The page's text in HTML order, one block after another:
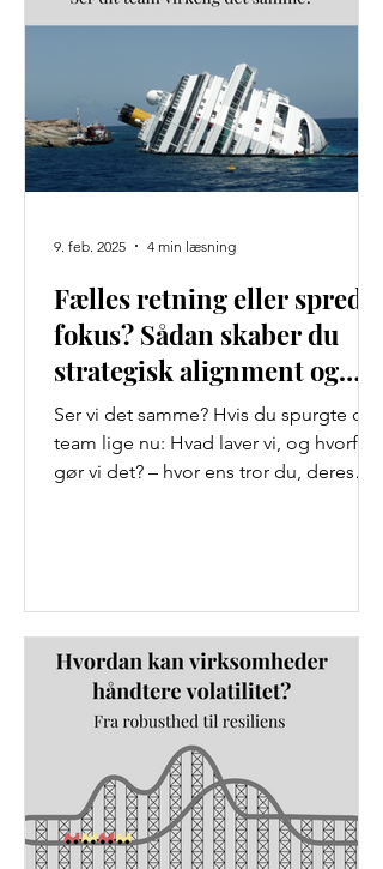
Fælles retning eller spredt
fokus? Sådan skaber du
strategisk alignment og
undgår misforståelser
Ser vi det samme? Hvis du spurgte dit
team lige nu: Hvad laver vi, og hvorfor
gør vi det? – hvor ens tror du, deres
9. feb. 2025 4 min læsning